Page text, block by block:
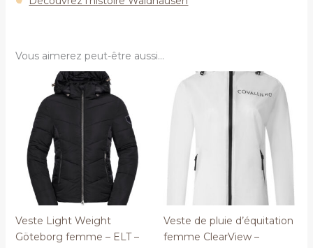
Vous aimerez peut-être aussi…
Veste Light Weight
Göteborg femme – ELT –
Veste de pluie d’équitation
femme ClearView –